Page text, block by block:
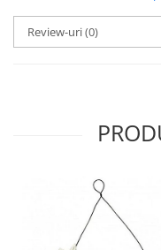
Review-uri(0)